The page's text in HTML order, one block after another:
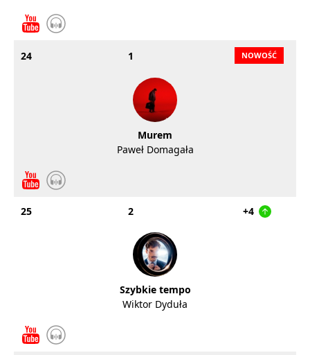
24 1
Murem
Paweł Domagała
25 2 +4
Szybkie tempo
Wiktor Dyduła